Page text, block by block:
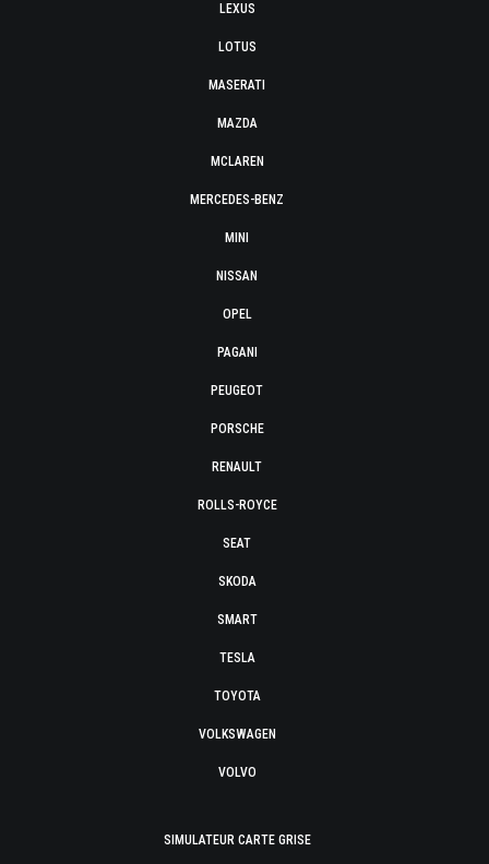
LEXUS
LOTUS
MASERATI
MAZDA
MCLAREN
MERCEDES-BENZ
MINI
NISSAN
OPEL
PAGANI
PEUGEOT
PORSCHE
RENAULT
ROLLS-ROYCE
SEAT
SKODA
SMART
TESLA
TOYOTA
VOLKSWAGEN
VOLVO
SIMULATEUR CARTE GRISE